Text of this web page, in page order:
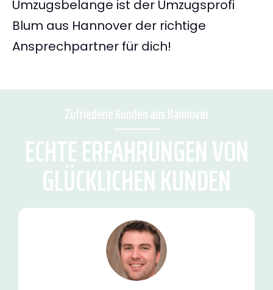
Umzugsbelange ist der Umzugsprofi
Blum aus Hannover der richtige
Ansprechpartner für dich!
Zufriedene Kunden aus Hannover
ECHTE ERFAHRUNGEN VON
GLÜCKLICHEN KUNDEN